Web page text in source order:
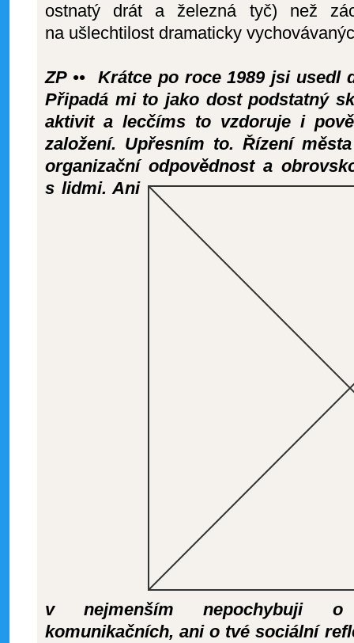
ostnatý drát a železná tyč) než
na ušlechtilost dramaticky
ZP •• Krátce po roce 1989 jsi usedl
Připadá mi to jako dost podstatný
aktivit a lecčíms to vzdoruje i
založení. Upřesním to. Řízení
organizační odpovědnost a
s lidmi. Ani
v nejmenším nepochybuji o
komunikačních, ani o tvé sociální